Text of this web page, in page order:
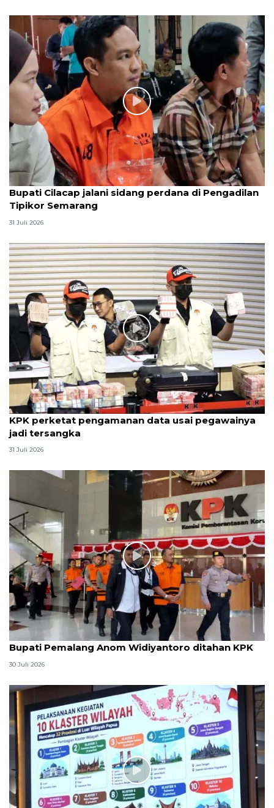
Bupati Cilacap jalani sidang perdana di Pengadilan
Tipikor Semarang
31 Juli 2026
KPK perketat pengamanan data usai pegawainya
jadi tersangka
31 Juli 2026
Bupati Pemalang Anom Widiyantoro ditahan KPK
30 Juli 2026